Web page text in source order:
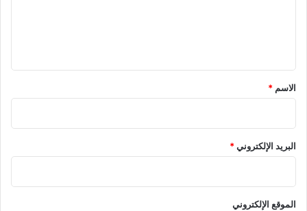
*
الاسم *
البريد الإلكتروني*
الموقع الإلكتروني